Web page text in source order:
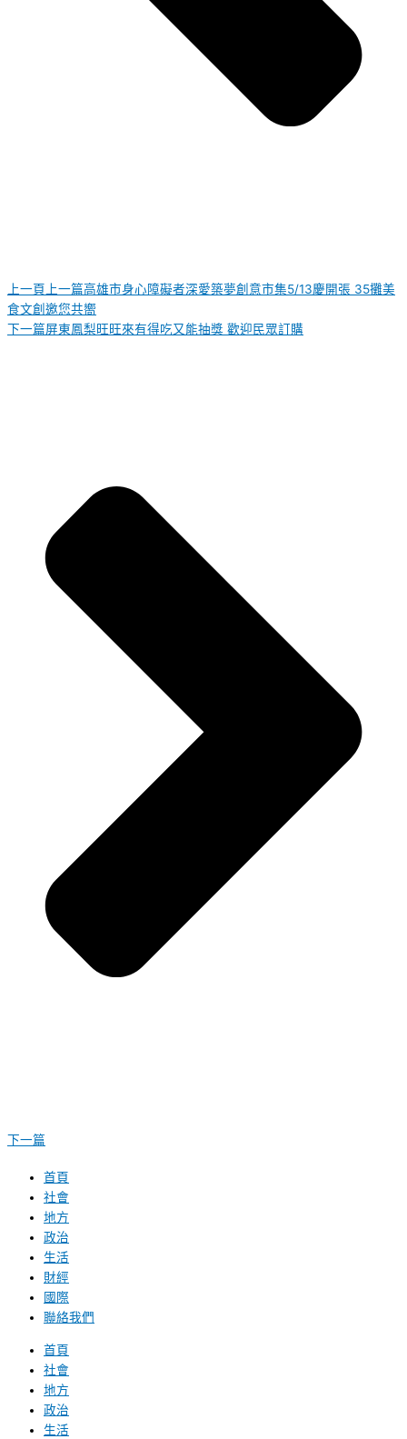
上一頁 上一篇高雄市身心障礙者深愛築夢創意市集5/13慶開張 35攤美
食文創邀您共嚮
下一篇屏東鳳梨旺旺來有得吃又能抽獎 歡迎民眾訂購
下一篇
首頁
社會
地方
政治
生活
財經
國際
聯絡我們
首頁
社會
地方
政治
生活